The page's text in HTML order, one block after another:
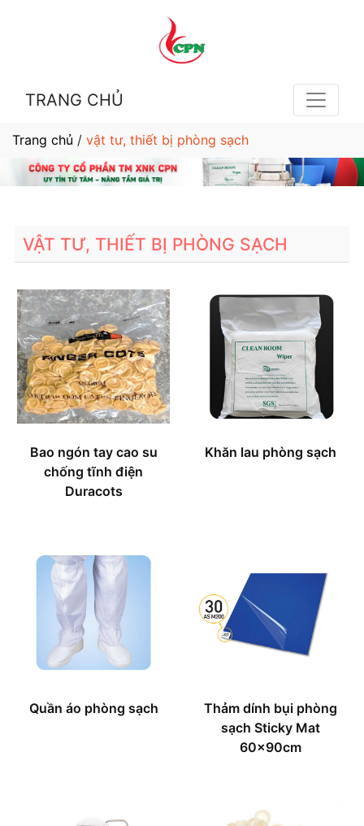
TRANG CHỦ
Trang chủ / vật tư, thiết bị phòng sạch
VẬT TƯ, THIẾT BỊ PHÒNG SẠCH
Bao ngón tay cao su
chống tĩnh điện
Duracots
Khăn lau phòng sạch
Quần áo phòng sạch
Thảm dính bụi phòng
sạch Sticky Mat
60x90cm